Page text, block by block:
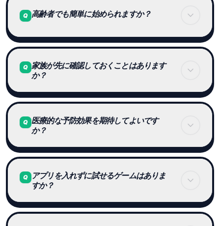
Q 高齢者でも簡単に始められますか？
やすさ、文字やボタンの見やすさ、1回の短さで変
わります。まずは短いゲームを1回だけ一緒に試す
Q 家族が先に確認しておくことはあります
か？
か、広告や登録案内が邪魔にならないかを見てくだ
さい。本人の得意不得意を決めるためではなく、迷
Q 医療的な予防効果を期待してよいです
か？
ん。ゲームとして楽しく遊べるか、本人が安心して
続けられるかを中心に見てください。
Q アプリを入れずに試せるゲームはありま
すか？